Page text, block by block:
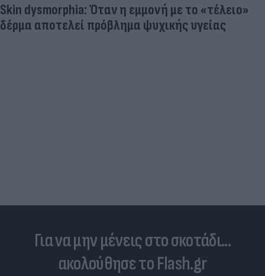
Skin dysmorphia: Όταν η εμμονή με το «τέλειο»
δέρμα αποτελεί πρόβλημα ψυχικής υγείας
Για να μην μένεις στο σκοτάδι...
ακολούθησε το Flash.gr